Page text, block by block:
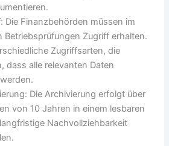
Die Finanzbehörden müssen im
Betriebsprüfungen Zugriff erhalten.
Zugriffsarten, die
dass alle relevanten Daten
Die Archivierung erfolgt über
von 10 Jahren in einem lesbaren
Nachvollziehbarkeit